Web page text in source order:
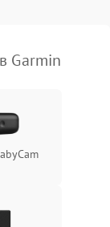
Подробнее →
Garmin